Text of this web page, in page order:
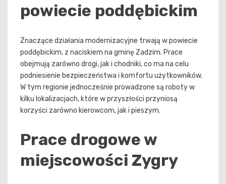
powiecie poddębickim
Znaczące działania modernizacyjne trwają w powiecie
poddębickim, z naciskiem na gminę Zadzim. Prace
obejmują zarówno drogi, jak i chodniki, co ma na celu
podniesienie bezpieczeństwa i komfortu użytkowników.
W tym regionie jednocześnie prowadzone są roboty w
kilku lokalizacjach, które w przyszłości przyniosą
korzyści zarówno kierowcom, jak i pieszym.
Prace drogowe w
miejscowości Zygry